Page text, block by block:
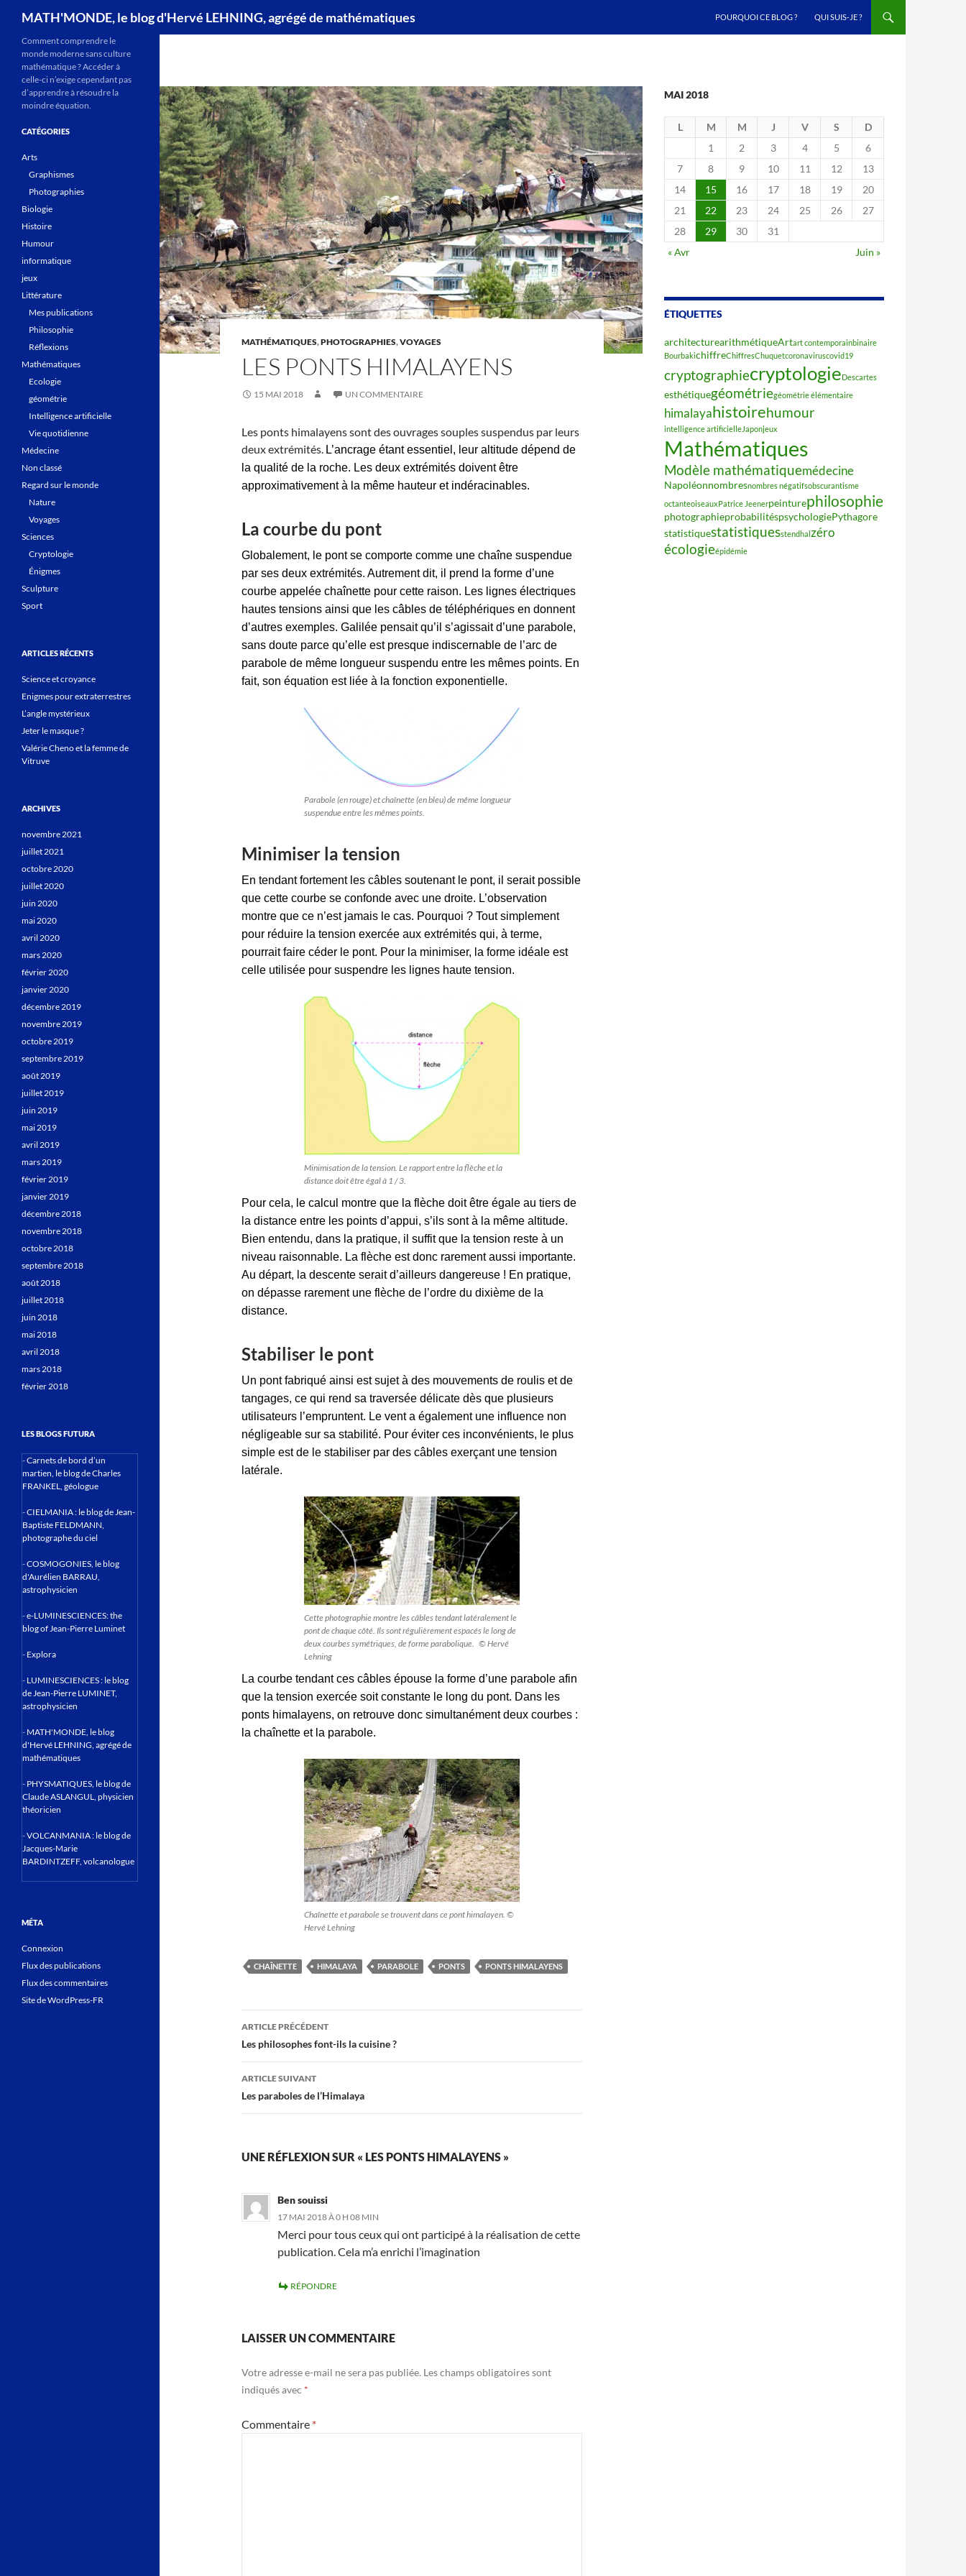
MATH'MONDE, le blog d'Hervé LEHNING, agrégé de mathématiques
POURQUOI CE BLOG ?
QUI SUIS-JE ?
MATHÉMATIQUES,PHOTOGRAPHIES,VOYAGES
LES PONTS HIMALAYENS
15 MAI 2018 UN COMMENTAIRE
Les ponts himalayens sont des ouvrages souples suspendus par leurs
deux extrémités. L’ancrage étant essentiel, leur altitude dépend de
la qualité de la roche. Les deux extrémités doivent être
approximativement à la même hauteur et indéracinables.
La courbe du pont
Globalement, le pont se comporte comme une chaîne suspendue
par ses deux extrémités. Autrement dit, il prend la forme d’une
courbe appelée chaînette pour cette raison. Les lignes électriques
hautes tensions ainsi que les câbles de téléphériques en donnent
d’autres exemples. Galilée pensait qu’il s’agissait d’une parabole,
sans doute parce qu’elle est presque indiscernable de l’arc de
parabole de même longueur suspendu entre les mêmes points. En
fait, son équation est liée à la fonction exponentielle.
Parabole (en rouge) et chaînette (en bleu) de même longueur
suspendue entre les mêmes points.
Minimiser la tension
En tendant fortement les câbles soutenant le pont, il serait possible
que cette courbe se confonde avec une droite. L’observation
montre que ce n’est jamais le cas. Pourquoi ? Tout simplement
pour réduire la tension exercée aux extrémités qui, à terme,
pourrait faire céder le pont. Pour la minimiser, la forme idéale est
celle utilisée pour suspendre les lignes haute tension.
Minimisation de la tension. Le rapport entre la flèche et la
distance doit être égal à 1 / 3.
Pour cela, le calcul montre que la flèche doit être égale au tiers de
la distance entre les points d’appui, s’ils sont à la même altitude.
Bien entendu, dans la pratique, il suffit que la tension reste à un
niveau raisonnable. La flèche est donc rarement aussi importante.
Au départ, la descente serait d’ailleurs dangereuse ! En pratique,
on dépasse rarement une flèche de l’ordre du dixième de la
distance.
Stabiliser le pont
Un pont fabriqué ainsi est sujet à des mouvements de roulis et de
tangages, ce qui rend sa traversée délicate dès que plusieurs
utilisateurs l’empruntent. Le vent a également une influence non
négligeable sur sa stabilité. Pour éviter ces inconvénients, le plus
simple est de le stabiliser par des câbles exerçant une tension
latérale.
Cette photographie montre les câbles tendant latéralement le
pont de chaque côté. Ils sont régulièrement espacés le long de
deux courbes symétriques, de forme parabolique. © Hervé
Lehning
La courbe tendant ces câbles épouse la forme d’une parabole afin
que la tension exercée soit constante le long du pont. Dans les
ponts himalayens, on retrouve donc simultanément deux courbes :
la chaînette et la parabole.
Chaînette et parabole se trouvent dans ce pont himalayen. ©
Hervé Lehning
CHAÎNETTE HIMALAYA PARABOLE PONTS PONTS HIMALAYENS
Navigation
des
articles
ARTICLE PRÉCÉDENT
Les philosophes font-ils la cuisine ?
ARTICLE SUIVANT
Les paraboles de l’Himalaya
UNE RÉFLEXION SUR « LES PONTS HIMALAYENS »
Ben souissi
17 MAI 2018 À 0 H 08 MIN
Merci pour tous ceux qui ont participé à la réalisation de cette
publication. Cela m’a enrichi l’imagination
RÉPONDRE
LAISSER UN COMMENTAIRE
Votre adresse e-mail ne sera pas publiée. Les champs obligatoires sont
indiqués avec *
Commentaire *
MAI 2018
L M M J V S
D
1
2 3 4 5
6
7
8 9 10 11 12
13
14
15 16 17 18 19
20
21
22 23 24 25 26
27
28
29 30
31
« Avr
Juin »
ÉTIQUETTES
architecturearithmétiqueArtart contemporainbinaire
BourbakichiffreChiffresChuquetcoronaviruscovid19
cryptographiecryptologieDescartes
esthétiquegéométriegéométrie élémentaire
himalayahistoirehumour
intelligence artificielleJaponjeux
Mathématiques
Modèle mathématiquemédecine
Napoléonnombresnombres négatifsobscurantisme
octanteoiseauxPatrice Jeenerpeinturephilosophie
photographieprobabilitéspsychologiePythagore
statistiquestatistiquesstendhalzéro
écologieépidémie
Comment comprendre le
monde moderne sans culture
mathématique ? Accéder à
celle-ci n’exige cependant pas
d’apprendre à résoudre la
moindre équation.
CATÉGORIES
Arts
Graphismes
Photographies
Biologie
Histoire
Humour
informatique
jeux
Littérature
Mes publications
Philosophie
Réflexions
Mathématiques
Ecologie
géométrie
Intelligence artificielle
Vie quotidienne
Médecine
Non classé
Regard sur le monde
Nature
Voyages
Sciences
Cryptologie
Énigmes
Sculpture
Sport
ARTICLES RÉCENTS
Science et croyance
Enigmes pour extraterrestres
L’angle mystérieux
Jeter le masque ?
Valérie Cheno et la femme de
Vitruve
ARCHIVES
novembre 2021
juillet 2021
octobre 2020
juillet 2020
juin 2020
mai 2020
avril 2020
mars 2020
février 2020
janvier 2020
décembre 2019
novembre 2019
octobre 2019
septembre 2019
août 2019
juillet 2019
juin 2019
mai 2019
avril 2019
mars 2019
février 2019
janvier 2019
décembre 2018
novembre 2018
octobre 2018
septembre 2018
août 2018
juillet 2018
juin 2018
mai 2018
avril 2018
mars 2018
février 2018
LES BLOGS FUTURA
-Carnets de bord d’un
martien, le blog de Charles
FRANKEL, géologue
-CIELMANIA : le blog de Jean-
Baptiste FELDMANN,
photographe du ciel
-COSMOGONIES, le blog
d'Aurélien BARRAU,
astrophysicien
-e-LUMINESCIENCES: the
blog of Jean-Pierre Luminet
- Explora
- LUMINESCIENCES : le blog
de Jean-Pierre LUMINET,
astrophysicien
- MATH'MONDE, le blog
d'Hervé LEHNING, agrégé de
mathématiques
- PHYSMATIQUES, le blog de
Claude ASLANGUL, physicien
théoricien
-VOLCANMANIA : le blog de
Jacques-Marie
BARDINTZEFF, volcanologue
MÉTA
Connexion
Flux des publications
Flux des commentaires
Site de WordPress-FR